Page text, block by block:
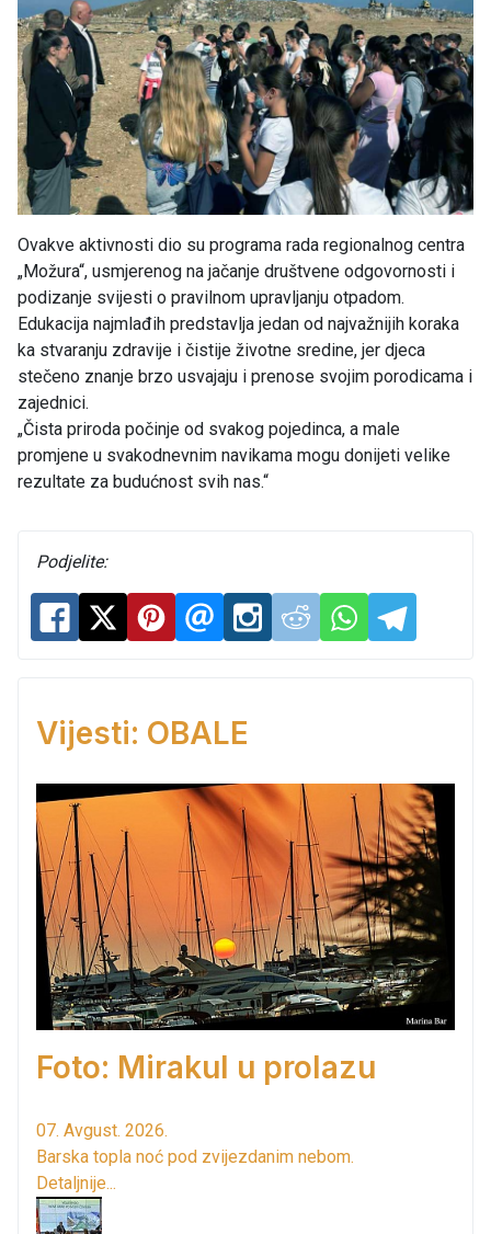
Ovakve aktivnosti dio su programa rada regionalnog centra
„Možura“, usmjerenog na jačanje društvene odgovornosti i
podizanje svijesti o pravilnom upravljanju otpadom.
Edukacija najmlađih predstavlja jedan od najvažnijih koraka
ka stvaranju zdravije i čistije životne sredine, jer djeca
stečeno znanje brzo usvajaju i prenose svojim porodicama i
zajednici.
„Čista priroda počinje od svakog pojedinca, a male
promjene u svakodnevnim navikama mogu donijeti velike
rezultate za budućnost svih nas.“
Podjelite:
Vijesti: OBALE
Foto: Mirakul u prolazu
07. Avgust. 2026.
Barska topla noć pod zvijezdanim nebom.
Detaljnije...